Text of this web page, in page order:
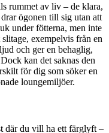
rummet av liv – de klara,
ögonen till sig utan att
under fötterna, men inte
exempelvis från en
och ger en behaglig,
kan det saknas den
för dig som söker en
loungemiljöer.
där du vill ha ett färglyft –